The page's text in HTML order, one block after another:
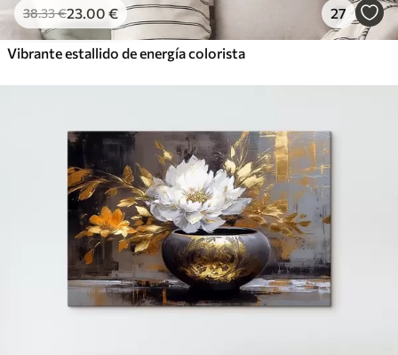
38.33€23.00 € 27
Vibrante estallido de energía colorista